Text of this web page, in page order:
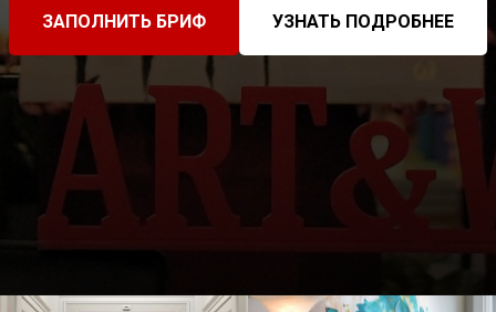
ЗАПОЛНИТЬ БРИФ УЗНАТЬ ПОДРОБНЕЕ